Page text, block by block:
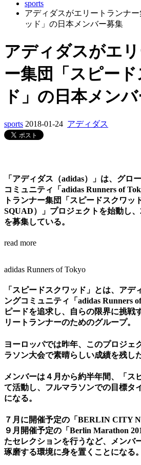
sports
アディダスがエリートランナ
ッド」の日本メンバー募集
アディダスがエ
ー集団「スピー
ド」の日本メン
sports 2018-01-24 アディダス
「アディダス（adidas）」は、グロ
コミュニティ「adidas Runners of
トランナー集団「スピードスクワッ
SQUAD）」プロジェクトを始動し
を募集している。
read more
adidas Runners of Tokyo
「スピードスクワッド」とは、アデ
ングコミュニティ「adidas Runners
ピードを追求し、自らの限界に挑戦
リートランナーのためのグループ。
ヨーロッパでは昨年、このプロジェ
ラソン大会で素晴らしい成績を残した
メンバーは４月から約半年間、「ス
て活動し、フルマラソンでの目標タ
になる。
７月に開催予定の「BERLIN CITY
９月開催予定の「Berlin Marathon
たセレクションを行うなど、メンバ
琢磨する環境に身を置くことになる。